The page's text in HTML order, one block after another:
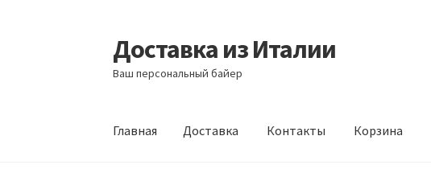
Перейти
к
навигации
Перейти
к
содержимому
Доставка из Италии
Ваш персональный байер
Главная Доставка Контакты Корзина